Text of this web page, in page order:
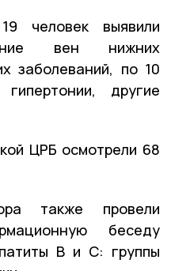
человек выявили
вен нижних
заболеваний, по 10
другие
ЦРБ осмотрели 68
также провели
беседу
В и С: группы